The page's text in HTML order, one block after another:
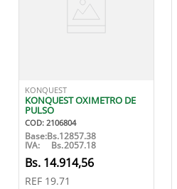
KONQUEST
KONQUEST OXIMETRO DE
PULSO
COD: 2106804
Base:Bs.12857.38
IVA: Bs.2057.18
14.914,56
REF 19.71